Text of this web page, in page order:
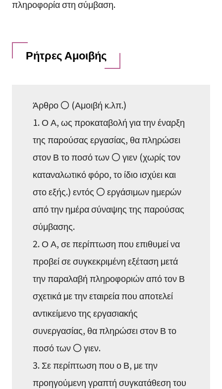
πληροφορία στη σύμβαση.
Ρήτρες Αμοιβής
Άρθρο 〇 (Αμοιβή κ.λπ.)
1. Ο Α, ως προκαταβολή για την έναρξη
της παρούσας εργασίας, θα πληρώσει
στον Β το ποσό των 〇 γιεν (χωρίς τον
καταναλωτικό φόρο, το ίδιο ισχύει και
στο εξής.) εντός 〇 εργάσιμων ημερών
από την ημέρα σύναψης της παρούσας
σύμβασης.
2. Ο Α, σε περίπτωση που επιθυμεί να
προβεί σε συγκεκριμένη εξέταση μετά
την παραλαβή πληροφοριών από τον Β
σχετικά με την εταιρεία που αποτελεί
αντικείμενο της εργασιακής
συνεργασίας, θα πληρώσει στον Β το
ποσό των 〇 γιεν.
3. Σε περίπτωση που ο Β, με την
προηγούμενη γραπτή συγκατάθεση του